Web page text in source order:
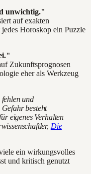
unwichtig."
auf exakten
Horoskop ein Puzzle
Zukunftsprognosen
eher als Werkzeug
und
besteht
eigenes Verhalten
Die
ein wirkungsvolles
und kritisch genutzt